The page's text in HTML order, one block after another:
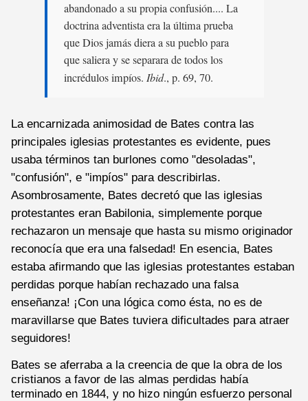
abandonado a su propia confusión.... La
doctrina adventista era la última prueba
que Dios jamás diera a su pueblo para
que saliera y se separara de todos los
incrédulos impíos. Ibid., p. 69, 70.
La encarnizada animosidad de Bates contra las
principales iglesias protestantes es evidente, pues
usaba términos tan burlones como "desoladas",
"confusión", e "impíos" para describirlas.
Asombrosamente, Bates decretó que las iglesias
protestantes eran Babilonia, simplemente porque
rechazaron un mensaje que hasta su mismo originador
reconocía que era una falsedad! En esencia, Bates
estaba afirmando que las iglesias protestantes estaban
perdidas porque habían rechazado una falsa
enseñanza! ¡Con una lógica como ésta, no es de
maravillarse que Bates tuviera dificultades para atraer
seguidores!
Bates se aferraba a la creencia de que la obra de los
cristianos a favor de las almas perdidas había
terminado en 1844, y no hizo ningún esfuerzo personal